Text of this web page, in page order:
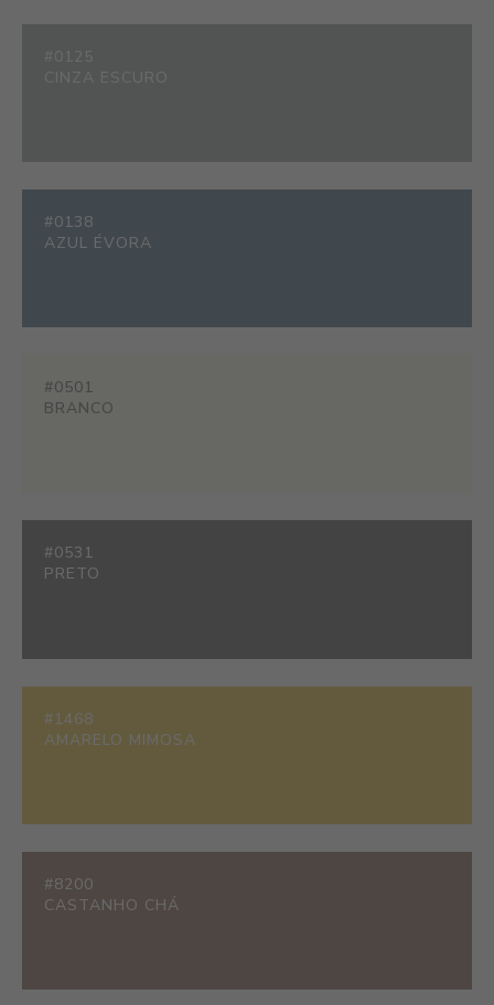
#0138
AZUL ÉVORA
#0501
BRANCO
#0531
PRETO
#1468
AMARELO MIMOSA
#8200
CASTANHO CHÁ